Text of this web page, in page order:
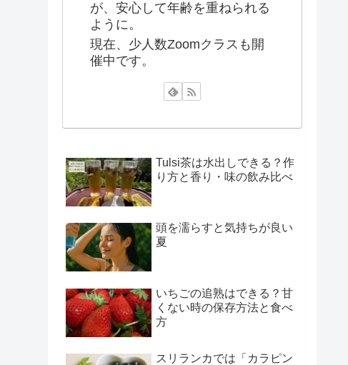
が、安心して年齢を重ねられる
ように。
現在、少人数Zoomクラスも開
催中です。
Tulsi茶は水出しできる？作
り方と香り・味の飲み比べ
頭を濡らすと気持ちが良い
夏
いちごの追熟はできる？甘
くない時の保存方法と食べ
方
スリランカでは「カラピン